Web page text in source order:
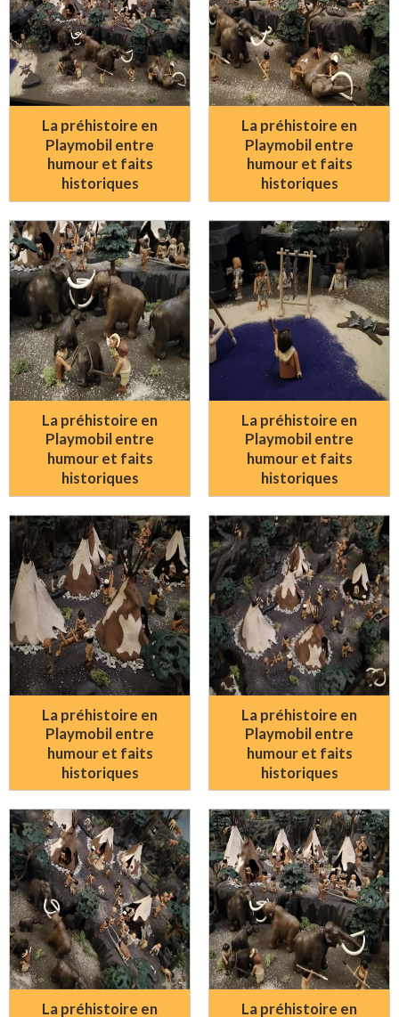
La préhistoire en
Playmobil entre
humour et faits
historiques
La préhistoire en
Playmobil entre
humour et faits
historiques
La préhistoire en
Playmobil entre
humour et faits
historiques
La préhistoire en
Playmobil entre
humour et faits
historiques
La préhistoire en
Playmobil entre
humour et faits
historiques
La préhistoire en
Playmobil entre
humour et faits
historiques
La préhistoire en La préhistoire en